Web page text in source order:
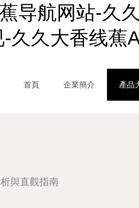
导航网站-久
久久大香线蕉
首頁 企業簡介 產品
與直觀指南